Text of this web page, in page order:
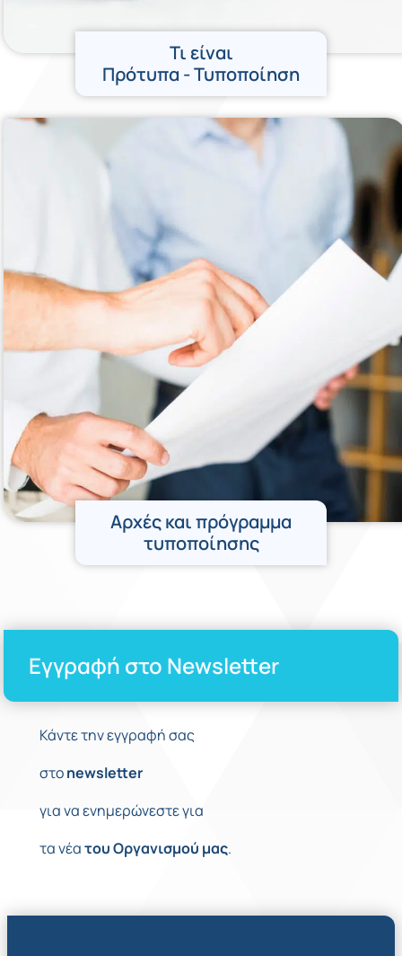
Τι είναι
Πρότυπα - Τυποποίηση
Αρχές και πρόγραμμα
τυποποίησης
Εγγραφή στο Newsletter
Κάντε την εγγραφή σας
στοnewsletter
για να ενημερώνεστε για
τα νέατουΟργανισμού μας.